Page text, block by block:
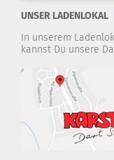
UNSER LADENLOKAL
In unserem
kannst Du unsere